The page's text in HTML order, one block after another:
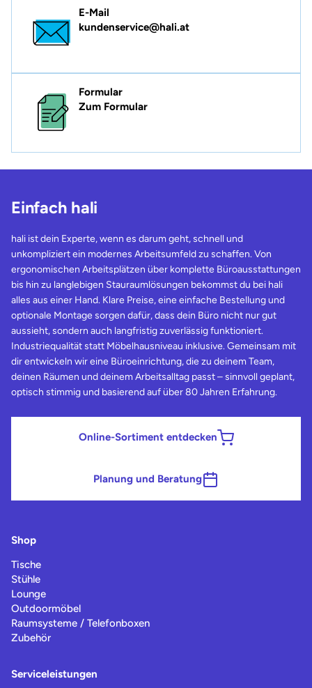
E-Mail
kundenservice@hali.at
Formular
Zum Formular
Einfach hali
hali ist dein Experte, wenn es darum geht, schnell und
unkompliziert ein modernes Arbeitsumfeld zu schaffen. Von
ergonomischen Arbeitsplätzen über komplette Büroausstattungen
bis hin zu langlebigen Stauraumlösungen bekommst du bei hali
alles aus einer Hand. Klare Preise, eine einfache Bestellung und
optionale Montage sorgen dafür, dass dein Büro nicht nur gut
aussieht, sondern auch langfristig zuverlässig funktioniert.
Industriequalität statt Möbelhausniveau inklusive. Gemeinsam mit
dir entwickeln wir eine Büroeinrichtung, die zu deinem Team,
deinen Räumen und deinem Arbeitsalltag passt – sinnvoll geplant,
optisch stimmig und basierend auf über 80 Jahren Erfahrung.
Online-Sortiment entdecken
Planung und Beratung
Shop
Tische
Stühle
Lounge
Outdoormöbel
Raumsysteme / Telefonboxen
Zubehör
Serviceleistungen